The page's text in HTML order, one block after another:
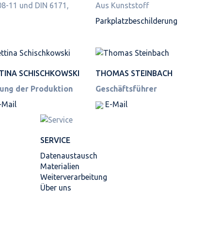
11 und DIN 6171,
Aus Kunststoff
Parkplatz­beschilderung
SCHISCHKOWSKI
der Produktion
Mail
THOMAS STEINBACH
Geschäftsführer
E-Mail
SERVICE
Datenaustausch
Materialien
Weiterverarbeitung
Über uns